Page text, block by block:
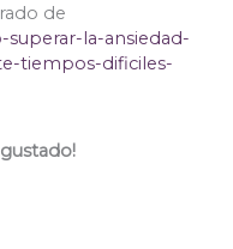
de
la-ansiedad-
tiempos-dificiles-